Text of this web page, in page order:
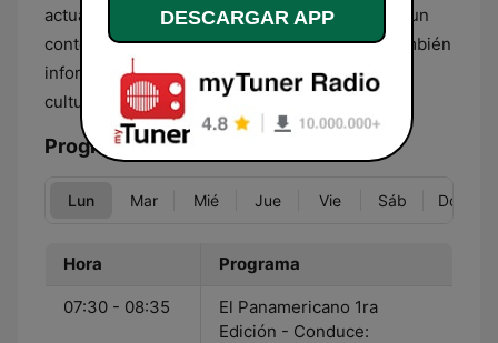
actualidad local. Los oyentes se benefician de un
contenido que no solo entretiene, sino que también
informa y educa, manteniendo viva la identidad
cultural boliviana en cada transmisión.
Programación
Lun Mar Mié Jue Vie Sáb Dom
Hora Programa
07:30 - 08:35
El Panamericano 1ra
Edición - Conduce:
DESCARGAR APP